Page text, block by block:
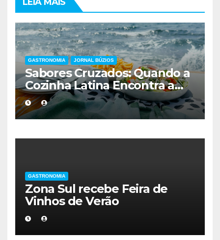
GASTRONOMIA JORNAL BÚZIOS
Sabores Cruzados: Quando a
Cozinha Latina Encontra a
Finesse Francesa em Búzios
GASTRONOMIA
Zona Sul recebe Feira de
Vinhos de Verão